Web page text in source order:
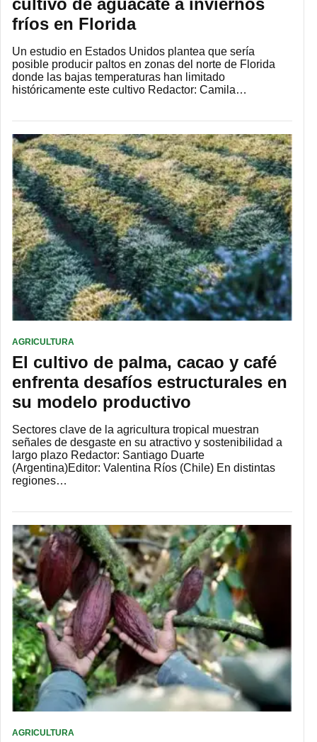
cultivo de aguacate a inviernos
fríos en Florida
Un estudio en Estados Unidos plantea que sería
posible producir paltos en zonas del norte de Florida
donde las bajas temperaturas han limitado
históricamente este cultivo Redactor: Camila…
AGRICULTURA
El cultivo de palma, cacao y café
enfrenta desafíos estructurales en
su modelo productivo
Sectores clave de la agricultura tropical muestran
señales de desgaste en su atractivo y sostenibilidad a
largo plazo Redactor: Santiago Duarte
(Argentina)Editor: Valentina Ríos (Chile) En distintas
regiones…
AGRICULTURA